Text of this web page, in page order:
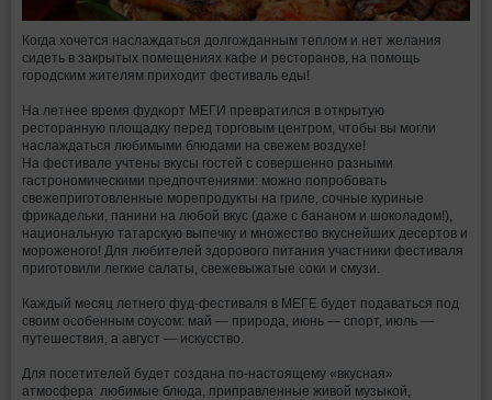
Когда хочется наслаждаться долгожданным теплом и нет желания
сидеть в закрытых помещениях кафе и ресторанов, на помощь
городским жителям приходит фестиваль еды!
На летнее время фудкорт МЕГИ превратился в открытую
ресторанную площадку перед торговым центром, чтобы вы могли
наслаждаться любимыми блюдами на свежем воздухе!
На фестивале учтены вкусы гостей с совершенно разными
гастрономическими предпочтениями: можно попробовать
свежеприготовленные морепродукты на гриле, сочные куриные
фрикадельки, панини на любой вкус (даже с бананом и шоколадом!),
национальную татарскую выпечку и множество вкуснейших десертов и
мороженого! Для любителей здорового питания участники фестиваля
приготовили легкие салаты, свежевыжатые соки и смузи.
Каждый месяц летнего фуд-фестиваля в МЕГЕ будет подаваться под
своим особенным соусом: май — природа, июнь — спорт, июль —
путешествия, а август — искусство.
Для посетителей будет создана по-настоящему «вкусная»
атмосфера: любимые блюда, приправленные живой музыкой,